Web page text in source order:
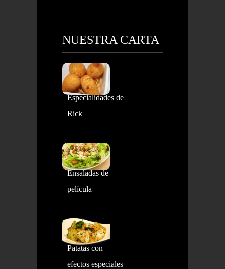
NUESTRA CARTA
Especialidades de
Rick
Ensaladas de
película
Patatas con
efectos especiales